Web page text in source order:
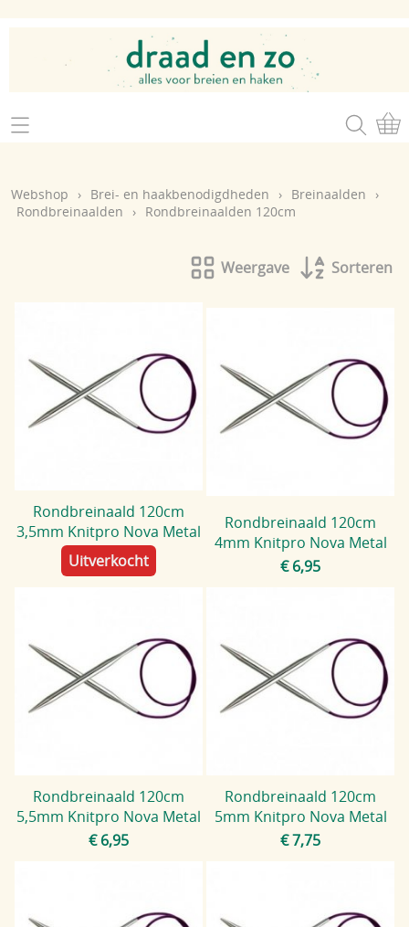
Home
Brei- en haakgaren
Workshops
Mijn account
Contact
Webshop › Brei- en haakbenodigdheden › Breinaalden
›
Rondbreinaalden
› Rondbreinaalden 120cm
Weergave Sorteren
Rondbreinaald 120cm
3,5mm Knitpro Nova Metal
Uitverkocht
Rondbreinaald 120cm
4mm Knitpro Nova Metal
€ 6,95
Rondbreinaald 120cm
5,5mm Knitpro Nova Metal
€ 6,95
Rondbreinaald 120cm
5mm Knitpro Nova Metal
€ 7,75